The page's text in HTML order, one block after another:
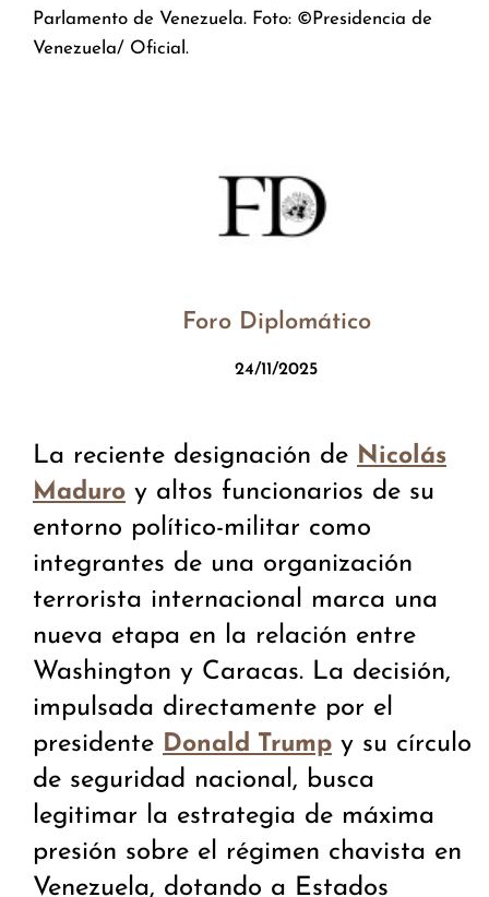
Parlamento de Venezuela. Foto: ©Presidencia de
Venezuela/ Oficial.
Foro Diplomático
24/11/2025
La reciente designación de Nicolás
Maduro y altos funcionarios de su
entorno político-militar como
integrantes de una organización
terrorista internacional marca una
nueva etapa en la relación entre
Washington y Caracas. La decisión,
impulsada directamente por el
presidente Donald Trump y su círculo
de seguridad nacional, busca
legitimar la estrategia de máxima
presión sobre el régimen chavista en
Venezuela, dotando a Estados